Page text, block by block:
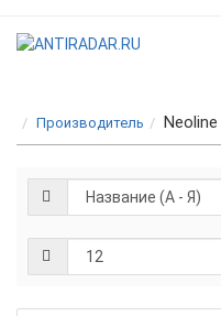
Производитель Neoline